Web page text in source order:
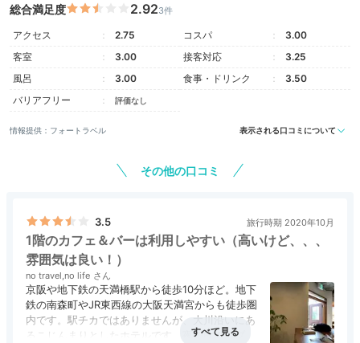
リバービューキング一例
2段ベッドのお部屋
まで。野原をイメージしたという空
ツインが空いておらず、スタンダードダブルに2人で宿
泊。ベッドとデスク、シャワールームのシンプルな空間
で、基本的には寝泊まりするだけの旅程だったため十分
でした。
+1
総合満足度 2.923件
アクセス 2.75 コスパ
3.00
客室
3.00 接客対応
3.25
風呂
3.00 食事・ドリンク
3.50
バリアフリー
評価なし
情報提供：フォートラベル 表示される口コミについて
その他の口コミ
3.5 旅行時期 2020年10月
1階のカフェ＆バーは利用しやすい（高いけど、、、
雰囲気は良い！）
no travel,no life
京阪や地下鉄の天満橋駅から徒歩10分ほど。地下
鉄の南森町やJR東西線の大阪天満宮からも徒歩圏
内です。駅チカではありませんが、大川沿いにあ
るこじんまりとしたホテルです。夜の飲みやブラ